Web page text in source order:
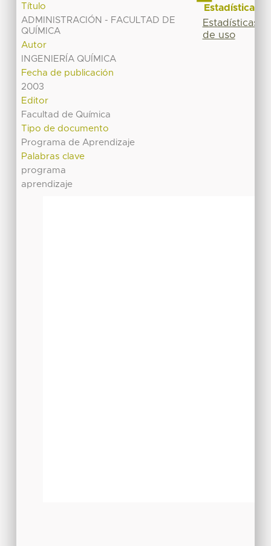
Título
ADMINISTRACIÓN - FACULTAD DE
QUÍMICA
Autor
INGENIERÍA QUÍMICA
Fecha de publicación
2003
Editor
Facultad de Química
Tipo de documento
Programa de Aprendizaje
Palabras clave
programa
aprendizaje
Estadísticas
Estadísticas
de uso